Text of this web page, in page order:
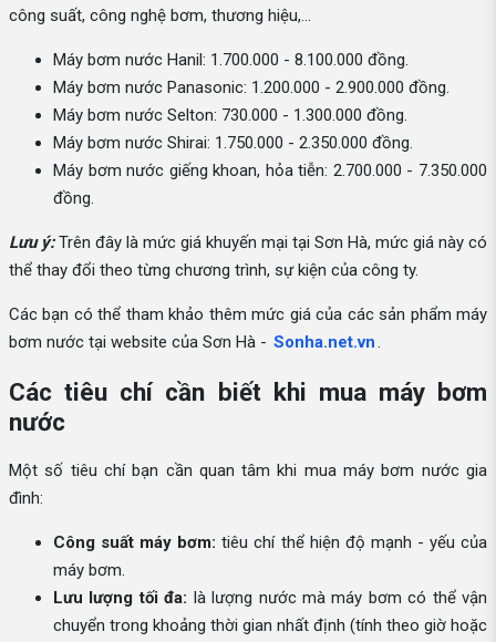
công suất, công nghệ bơm, thương hiệu,...
Máy bơm nước Hanil: 1.700.000 - 8.100.000 đồng.
Máy bơm nước Panasonic: 1.200.000 - 2.900.000 đồng.
Máy bơm nước Selton: 730.000 - 1.300.000 đồng.
Máy bơm nước Shirai: 1.750.000 - 2.350.000 đồng.
Máy bơm nước giếng khoan, hỏa tiễn: 2.700.000 - 7.350.000
đồng.
Lưu ý:Trên đây là mức giá khuyến mại tại Sơn Hà, mức giá này có
thể thay đổi theo từng chương trình, sự kiện của công ty.
Các bạn có thể tham khảo thêm mức giá của các sản phẩm máy
bơm nước tại website của Sơn Hà - Sonha.net.vn.
Các tiêu chí cần biết khi mua máy bơm
nước
Một số tiêu chí bạn cần quan tâm khi mua máy bơm nước gia
đình:
Công suất máy bơm: tiêu chí thể hiện độ mạnh - yếu của
máy bơm.
Lưu lượng tối đa: là lượng nước mà máy bơm có thể vận
chuyển trong khoảng thời gian nhất định (tính theo giờ hoặc